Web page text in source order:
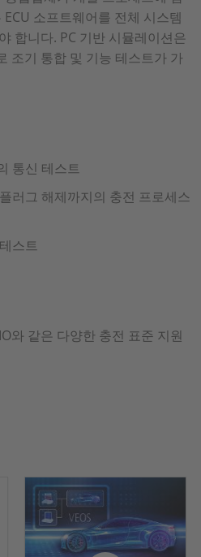
소프트웨어를 전체 시스템
합니다. PC 기반 시뮬레이션은
조기 통합 및 기능 테스트가 가
통신 테스트
러그 해제까지의 충전 프로세스
스트
와 같은 다양한 충전 표준 지원